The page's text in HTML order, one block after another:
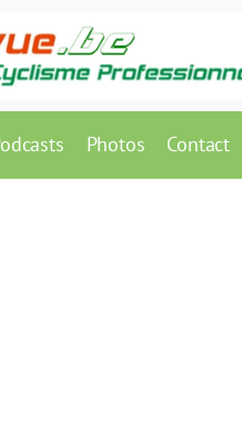
Photos Contact